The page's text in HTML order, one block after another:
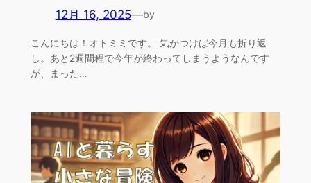
12月 16, 2025—by
こんにちは！オトミミです。 気がつけば今月も折り返
し。あと2週間程で今年が終わってしまうようなんです
が、まった…